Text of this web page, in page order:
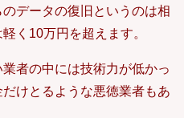
データの復旧というのは相
く10万円を超えます。
者の中には技術力が低かっ
けとるような悪徳業者もあ